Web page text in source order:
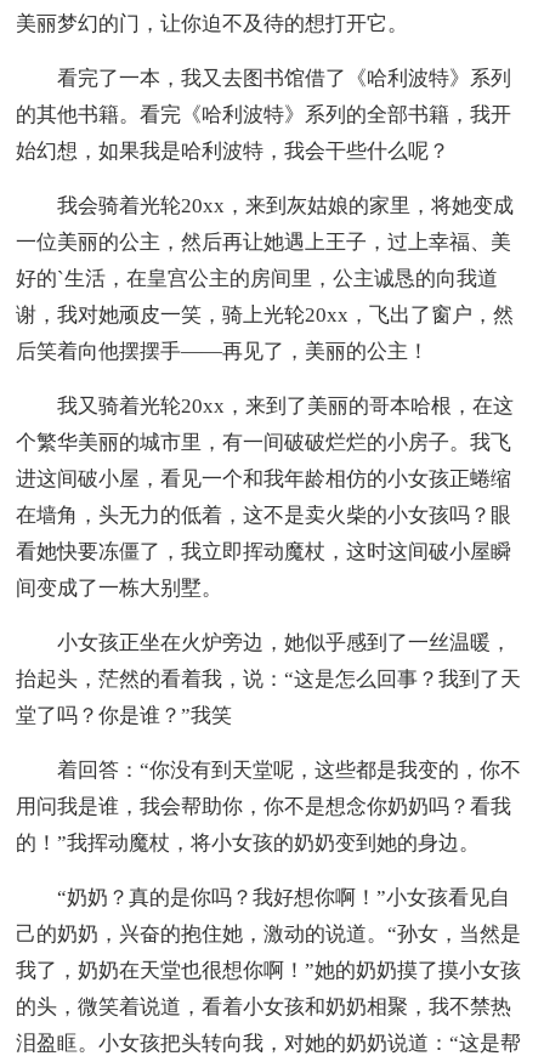
美丽梦幻的门，让你迫不及待的想打开它。
看完了一本，我又去图书馆借了《哈利波特》系列
的其他书籍。看完《哈利波特》系列的全部书籍，我开
始幻想，如果我是哈利波特，我会干些什么呢？
我会骑着光轮20xx，来到灰姑娘的家里，将她变成
一位美丽的公主，然后再让她遇上王子，过上幸福、美
好的`生活，在皇宫公主的房间里，公主诚恳的向我道
谢，我对她顽皮一笑，骑上光轮20xx，飞出了窗户，然
后笑着向他摆摆手——再见了，美丽的公主！
我又骑着光轮20xx，来到了美丽的哥本哈根，在这
个繁华美丽的城市里，有一间破破烂烂的小房子。我飞
进这间破小屋，看见一个和我年龄相仿的小女孩正蜷缩
在墙角，头无力的低着，这不是卖火柴的小女孩吗？眼
看她快要冻僵了，我立即挥动魔杖，这时这间破小屋瞬
间变成了一栋大别墅。
小女孩正坐在火炉旁边，她似乎感到了一丝温暖，
抬起头，茫然的看着我，说：“这是怎么回事？我到了天
堂了吗？你是谁？”我笑
着回答：“你没有到天堂呢，这些都是我变的，你不
用问我是谁，我会帮助你，你不是想念你奶奶吗？看我
的！”我挥动魔杖，将小女孩的奶奶变到她的身边。
“奶奶？真的是你吗？我好想你啊！”小女孩看见自
己的奶奶，兴奋的抱住她，激动的说道。“孙女，当然是
我了，奶奶在天堂也很想你啊！”她的奶奶摸了摸小女孩
的头，微笑着说道，看着小女孩和奶奶相聚，我不禁热
泪盈眶。小女孩把头转向我，对她的奶奶说道：“这是帮